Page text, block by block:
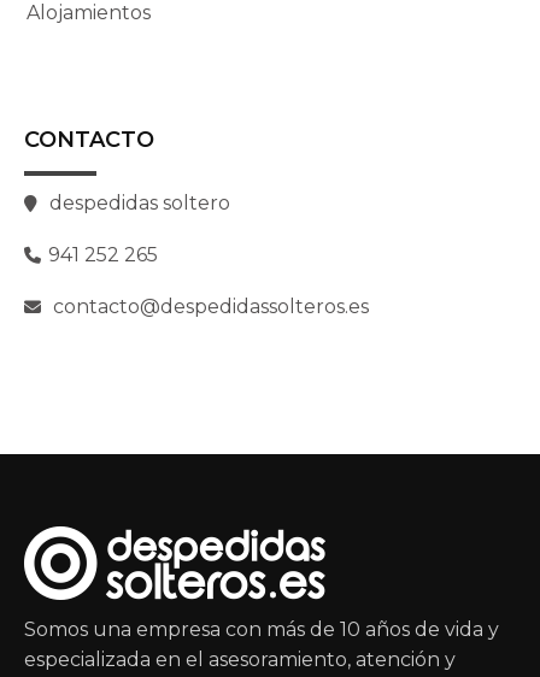
Alojamientos
CONTACTO
despedidas soltero
941 252 265
contacto@despedidassolteros.es
Somos una empresa con más de 10 años de vida y
especializada en el asesoramiento, atención y